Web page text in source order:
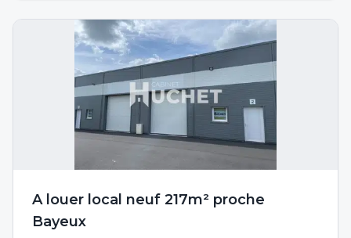
A louer local neuf 217m² proche
Bayeux